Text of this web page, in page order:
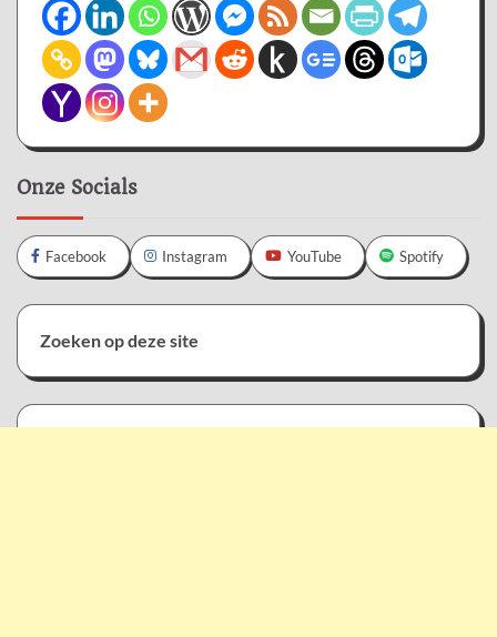
Onze Socials
Facebook Instagram YouTube Spotify
Zoeken op deze site